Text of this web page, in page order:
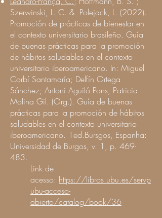
Szerwinski, L. C. & Polejack, L. (2022).
Promoción de prácticas de bienestar en
el contexto universitario brasileño. Guía
de buenas prácticas para la promoción
de hábitos saludables en el contexto
universitario iberoamericano. In: Miguel
Corbí Santamaría; Delfín Ortega
Sánchez; Antoni Aguiló Pons; Patricia
Molina Gil. (Org.). Guía de buenas
prácticas para la promoción de hábitos
saludables en el contexto universitario
iberoamericano. 1ed.Bursgos, Espanha:
Universidad de Burgos, v. 1, p. 469-
483.
Link de
acesso: https://libros.ubu.es/servp
ubu-acceso-
abierto/catalog/book/36